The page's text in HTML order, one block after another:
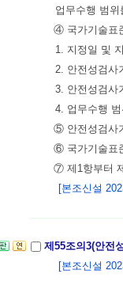
업무수행 범
④ 국가기술표
1. 지정일 및
2. 안전성검사
3. 안전성검사
4. 업무수행
⑤ 안전성검사
⑥ 국가기술표
⑦ 제1항부터
[본조신설
제55조의3(안전
[본조신설